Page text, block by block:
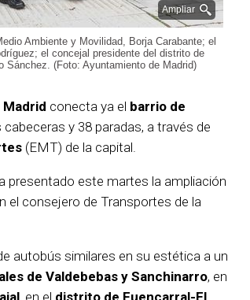
Ampliar
Ambiente y Movilidad, Borja Carabante; el
el concejal presidente del distrito de
Sánchez. (Foto: Ayuntamiento de Madrid)
conecta ya el barrio de
y 38 paradas, a través de
(EMT) de la capital.
presentado este martes la ampliación
el consejero de Transportes de la
autobús similares en su estética a un
de Valdebebas y Sanchinarro, en